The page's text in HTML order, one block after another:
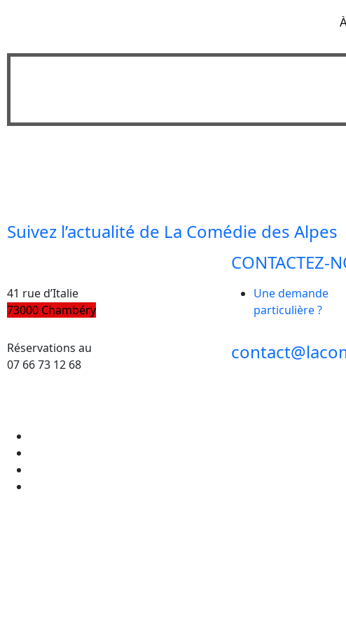
Suivez l’actualité de La Comédie des Alpes
41 rue d’Italie
73000 Chambéry
Réservations au
07 66 73 12 68
CONTACTEZ-
Une demande
particulière ?